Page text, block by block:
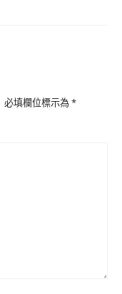
必填欄位標示為*